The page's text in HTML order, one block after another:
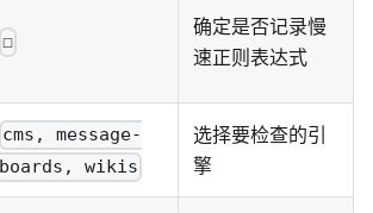
☐
确定是否记录慢
速正则表达式
cms, message-
boards, wikis
选择要检查的引
擎